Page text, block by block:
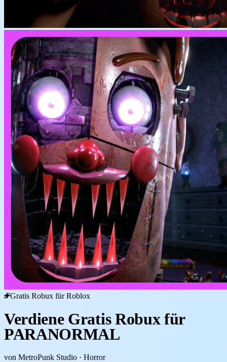
Gratis Robux für Roblox
Verdiene Gratis Robux für
PARANORMAL
von MetroPunk Studio · Horror